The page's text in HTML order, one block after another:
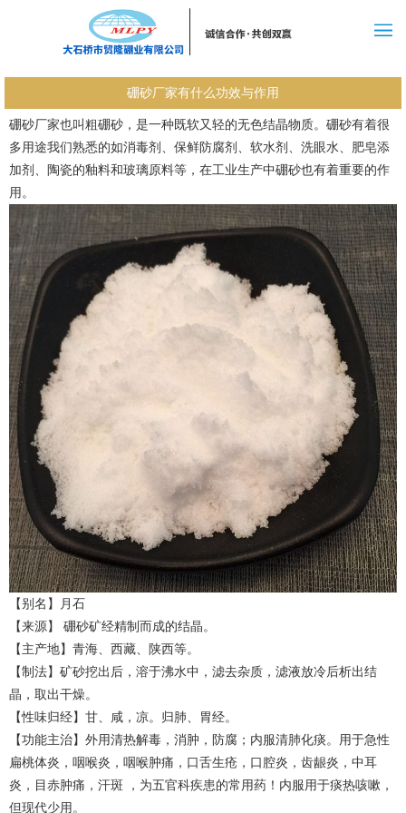
硼砂厂家有什么功效与作用
硼砂厂家也叫粗硼砂，是一种既软又轻的无色结晶物质。硼砂有着很
多用途我们熟悉的如消毒剂、保鲜防腐剂、软水剂、洗眼水、肥皂添
加剂、陶瓷的釉料和玻璃原料等，在工业生产中硼砂也有着重要的作
用。
【别名】月石
【来源】 硼砂矿经精制而成的结晶。
【主产地】青海、西藏、陕西等。
【制法】矿砂挖出后，溶于沸水中，滤去杂质，滤液放冷后析出结
晶，取出干燥。
【性味归经】甘、咸，凉。归肺、胃经。
【功能主治】外用清热解毒，消肿，防腐；内服清肺化痰。用于急性
扁桃体炎，咽喉炎，咽喉肿痛，口舌生疮，口腔炎，齿龈炎，中耳
炎，目赤肿痛，汗斑 ，为五官科疾患的常用药！内服用于痰热咳嗽，
但现代少用。